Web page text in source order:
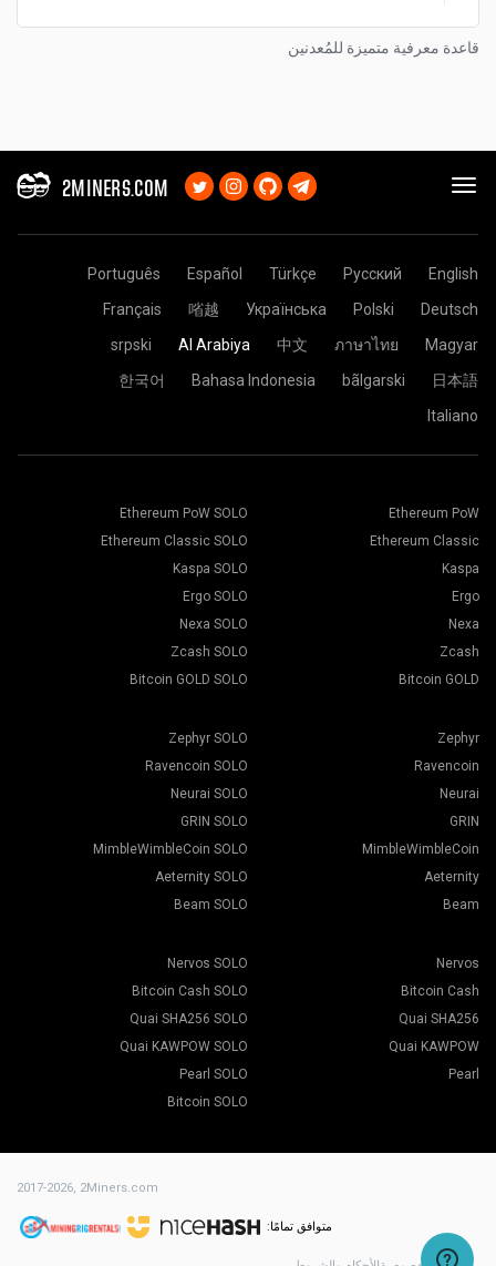
قاعدة معرفية متميزة للمُعدنين
2MINERS.COM
English
Русский
Türkçe
Español
Português
Deutsch
Polski
Українська
㗂越
Français
Magyar
ภาษาไทย
中文
Al Arabiya
srpski
日本語
bãlgarski
Bahasa Indonesia
한국어
Italiano
Ethereum PoW
Ethereum Classic
Kaspa
Ergo
Nexa
Zcash
Bitcoin GOLD
Ethereum PoW SOLO
Ethereum Classic SOLO
Kaspa SOLO
Ergo SOLO
Nexa SOLO
Zcash SOLO
Bitcoin GOLD SOLO
Zephyr
Ravencoin
Neurai
GRIN
MimbleWimbleCoin
Aeternity
Beam
Zephyr SOLO
Ravencoin SOLO
Neurai SOLO
GRIN SOLO
MimbleWimbleCoin SOLO
Aeternity SOLO
Beam SOLO
Nervos
Bitcoin Cash
Quai SHA256
Quai KAWPOW
Pearl
Nervos SOLO
Bitcoin Cash SOLO
Quai SHA256 SOLO
Quai KAWPOW SOLO
Pearl SOLO
Bitcoin SOLO
2017-2026, 2Miners.com
متوافق تمامًا: